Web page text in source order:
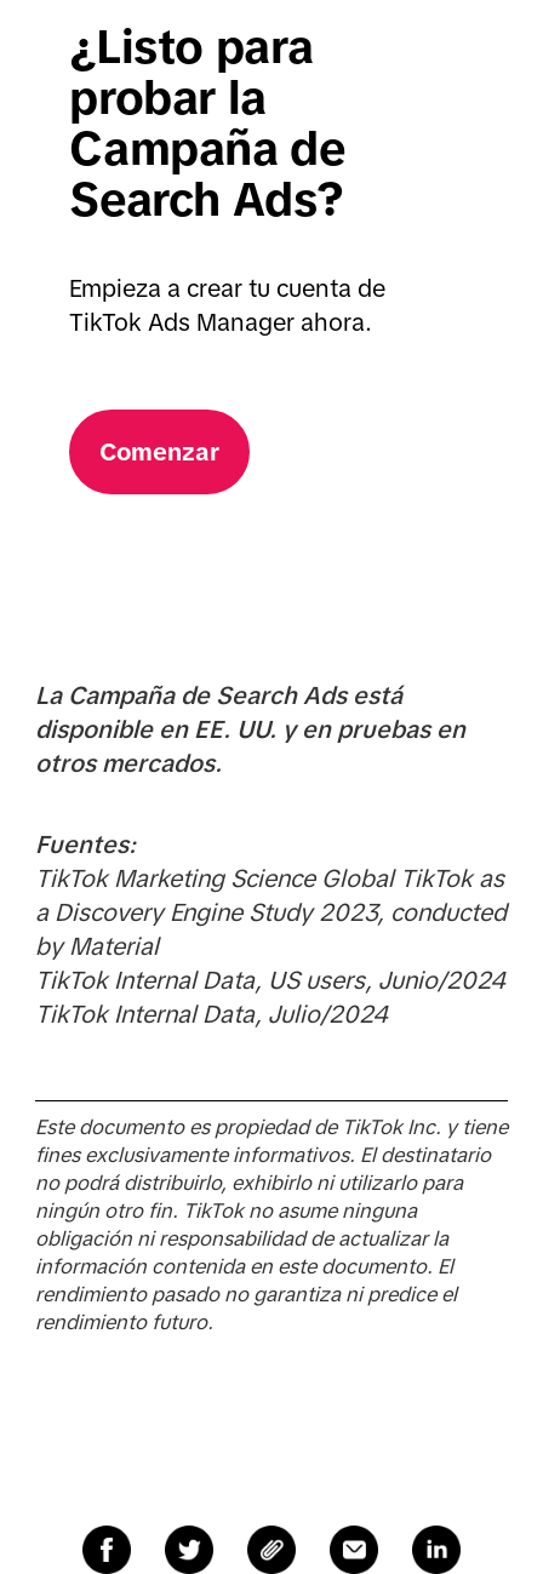
¿Listo para
probar la
Campaña de
Search Ads?
Empieza a crear tu cuenta de
TikTok Ads Manager ahora.
Comenzar
La Campaña de Search Ads está
disponible en EE. UU. y en pruebas en
otros mercados.
Fuentes:
TikTok Marketing Science Global TikTok as
a Discovery Engine Study 2023, conducted
by Material
TikTok Internal Data, US users, Junio/2024
TikTok Internal Data, Julio/2024
Este documento es propiedad de TikTok Inc. y tiene
fines exclusivamente informativos. El destinatario
no podrá distribuirlo, exhibirlo ni utilizarlo para
ningún otro fin. TikTok no asume ninguna
obligación ni responsabilidad de actualizar la
información contenida en este documento. El
rendimiento pasado no garantiza ni predice el
rendimiento futuro.